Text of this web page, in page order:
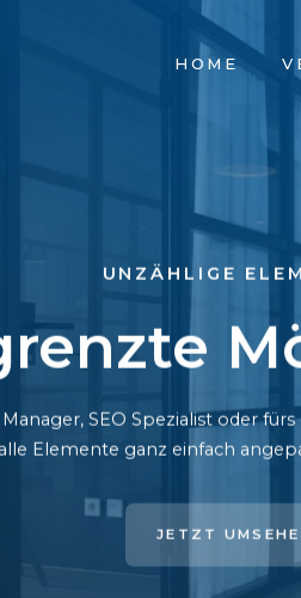
HOME
UNZÄHLIGE
SEO Spezialist oder
Elemente ganz einfach
JETZT